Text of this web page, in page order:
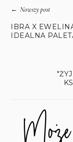
← Nowszy post
IBRA X
IDEALNA